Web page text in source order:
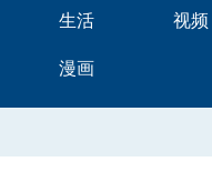
生活 视频
漫画